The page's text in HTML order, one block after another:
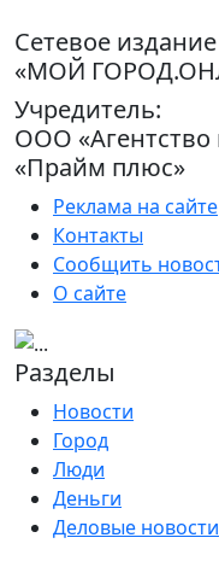
Сетевое издание
«МОЙ
Учредитель:
ООО
«Прайм плюс»
Реклама на сайте
Контакты
Сообщить
О сайте
Разделы
Новости
Город
Люди
Деньги
Деловые новости